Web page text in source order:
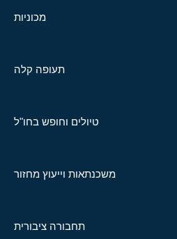
מכוניות
תעופה קלה
טיולים וחופש בחו"ל
משכנתאות וייעוץ מחזור
תחבורה ציבורית